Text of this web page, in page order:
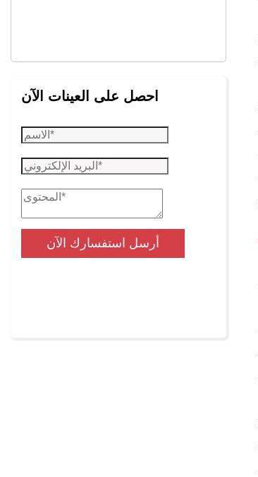
احصل على العينات الآن
أرسل استفسارك الآن